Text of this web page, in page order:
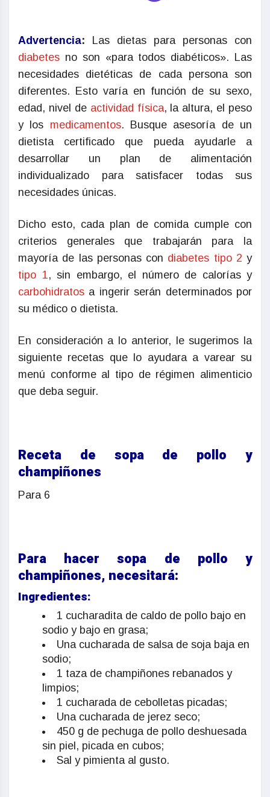
Advertencia: Las dietas para personas con
diabetes no son «para todos diabéticos». Las
necesidades dietéticas de cada persona son
diferentes. Esto varía en función de su sexo,
edad, nivel de actividad física, la altura, el peso
y los medicamentos. Busque asesoría de un
dietista certificado que pueda ayudarle a
desarrollar un plan de alimentación
individualizado para satisfacer todas sus
necesidades únicas.
Dicho esto, cada plan de comida cumple con
criterios generales que trabajarán para la
mayoría de las personas con diabetes tipo 2 y
tipo 1, sin embargo, el número de calorías y
carbohidratos a ingerir serán determinados por
su médico o dietista.
En consideración a lo anterior, le sugerimos la
siguiente recetas que lo ayudara a varear su
menú conforme al tipo de régimen alimenticio
que deba seguir.
Receta de sopa de pollo y
champiñones
Para 6
Para hacer sopa de pollo y
champiñones, necesitará:
Ingredientes:
1 cucharadita de caldo de pollo bajo en
sodio y bajo en grasa;
Una cucharada de salsa de soja baja en
sodio;
1 taza de champiñones rebanados y
limpios;
1 cucharada de cebolletas picadas;
Una cucharada de jerez seco;
450 g de pechuga de pollo deshuesada
sin piel, picada en cubos;
Sal y pimienta al gusto.